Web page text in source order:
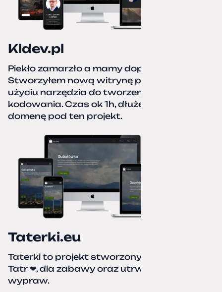
Kldev.pl
Piekło zamarzło a mamy dopiero jesień.
Stworzyłem nową witrynę portfolio przy
użyciu narzędzia do tworzenia stron bez
kodowania. Czas ok 1h, dłużej podpinałem
domenę pod ten projekt.
Taterki.eu
Taterki to projekt stworzony z miłości do
Tatr ❤, dla zabawy oraz utrwalenia naszych
wypraw.